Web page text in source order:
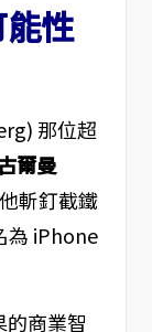
性
那位超
爾曼
斬釘截鐵
為 iPhone
商業智